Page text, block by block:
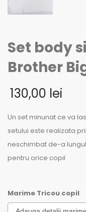
Set body
Brother
130,00 lei
Un set minunat ce va
setului este realizata
neschimbat de-a
pentru orice copil
Marime Tricou copil